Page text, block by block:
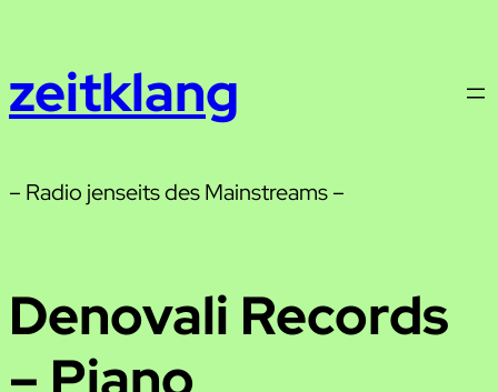
springen
zeitklang
– Radio jenseits des Mainstreams –
Denovali Records